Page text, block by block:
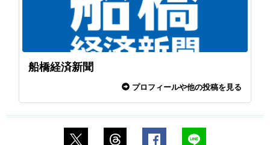
船橋経済新聞
プロフィールや他の投稿を見る